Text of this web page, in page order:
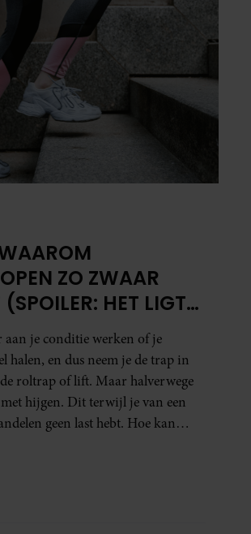
ZO ZWAAR
HET LIGT
JE CONDITIE)
aan je conditie werken of je
halen, en dus neem je de trap in
roltrap of lift. Maar halverwege
hijgen. Dit terwijl je van een
geen last hebt. Hoe kan